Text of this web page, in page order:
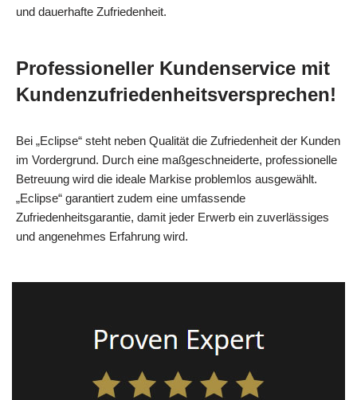
und dauerhafte Zufriedenheit.
Professioneller Kundenservice mit
Kundenzufriedenheitsversprechen!
Bei „Eclipse“ steht neben Qualität die Zufriedenheit der Kunden
im Vordergrund. Durch eine maßgeschneiderte, professionelle
Betreuung wird die ideale Markise problemlos ausgewählt.
„Eclipse“ garantiert zudem eine umfassende
Zufriedenheitsgarantie, damit jeder Erwerb ein zuverlässiges
und angenehmes Erfahrung wird.